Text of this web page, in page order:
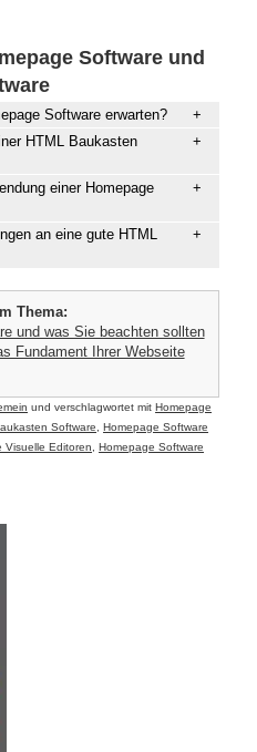
Software und
Software erwarten?
HTML Baukasten
einer Homepage
an eine gute HTML
Thema:
und was Sie beachten sollten
Fundament Ihrer Webseite
und verschlagwortet mitHomepage
Software ,Homepage Software
Visuelle Editoren ,Homepage Software